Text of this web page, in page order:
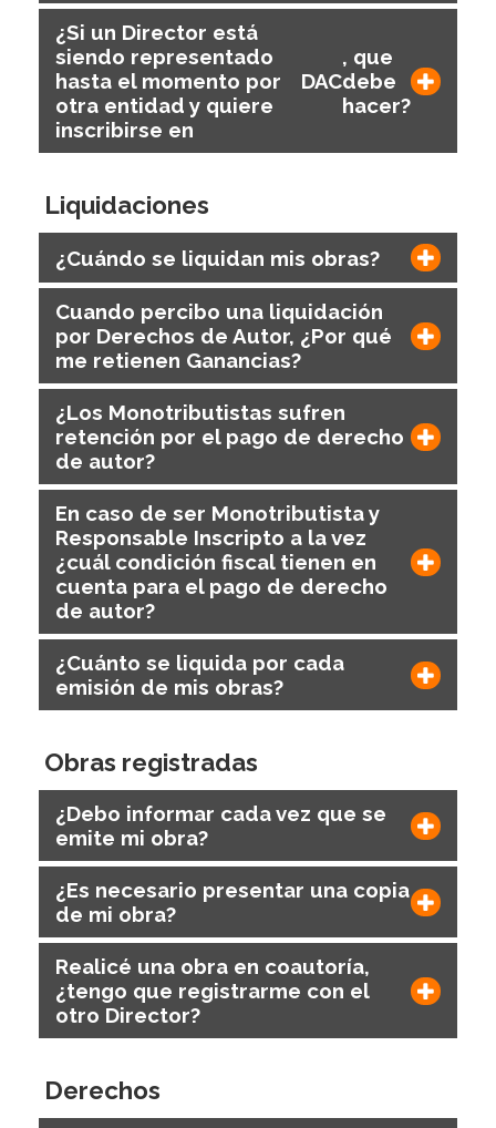
¿Si un Director está
siendo representado
hasta el momento por
otra entidad y quiere
inscribirse en
DAC
, que
debe
hacer?
Liquidaciones
¿Cuándo se liquidan mis obras?
Cuando percibo una liquidación
por Derechos de Autor, ¿Por qué
me retienen Ganancias?
¿Los Monotributistas sufren
retención por el pago de derecho
de autor?
En caso de ser Monotributista y
Responsable Inscripto a la vez
¿cuál condición fiscal tienen en
cuenta para el pago de derecho
de autor?
¿Cuánto se liquida por cada
emisión de mis obras?
Obras registradas
¿Debo informar cada vez que se
emite mi obra?
¿Es necesario presentar una copia
de mi obra?
Realicé una obra en coautoría,
¿tengo que registrarme con el
otro Director?
Derechos